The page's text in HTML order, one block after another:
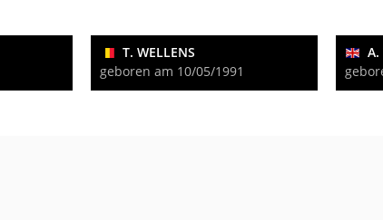
T. WELLENS
geboren am 10/05/1991
A.